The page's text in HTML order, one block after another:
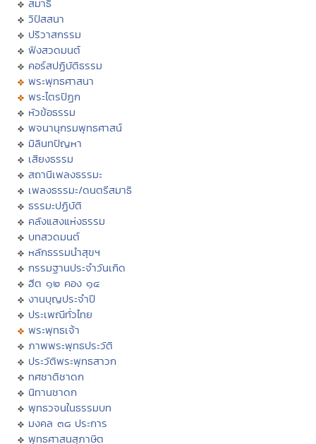
วิปัสสนา
ปริวาสกรรม
ฟังสวดมนต์
คอร์สปฏิบัติธรรม
พระพุทธศาสนา
พระไตรปิฏก
หัวข้อธรรม
พจนานุกรมพุทธศาสน์
มิลินทปัญหา
เสียงธรรม
สถานีเพลงธรรมะ
เพลงธรรมะ/ดนตรีสมาธิ
ธรรมะปฏิบัติ
คลังแสงแห่งธรรม
บทสวดมนต์
หลักธรรมนำสุขฯ
กรรมฐานประจำวันเกิด
ฮีต ๑๒ คอง ๑๔
งานบุญประจำปี
ประเพณีทั่วไทย
พระพุทธเจ้า
ภาพพระพุทธประวัติ
ประวัติพระพุทธสาวก
ทศชาติชาดก
นิทานชาดก
พุทธวจนในธรรมบท
มงคล ๓๘ ประการ
พุทธศาสนสุภาษิต